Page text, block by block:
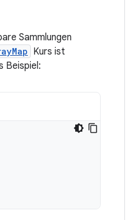
Sammlungen
Kurs ist
Beispiel: